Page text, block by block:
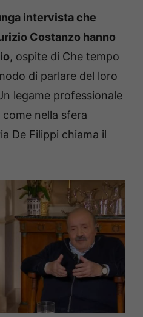
intervista che
Costanzo hanno
, ospite di Che tempo
di parlare del loro
legame professionale
nella sfera
De Filippi chiama il